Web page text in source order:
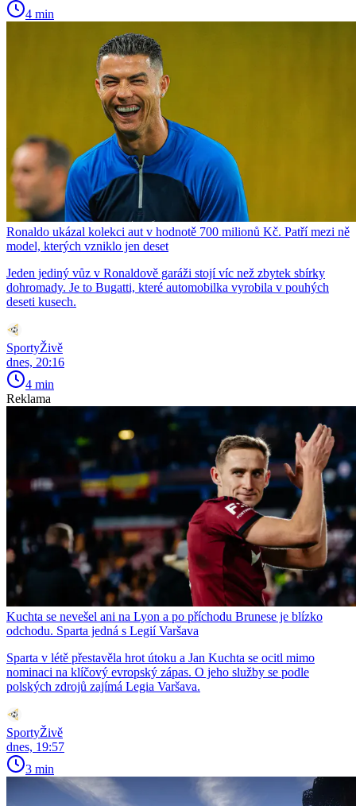
4 min
Ronaldo ukázal kolekci aut v hodnotě 700 milionů Kč. Patří mezi ně
model, kterých vzniklo jen deset
Jeden jediný vůz v Ronaldově garáži stojí víc než zbytek sbírky
dohromady. Je to Bugatti, které automobilka vyrobila v pouhých
deseti kusech.
SportyŽivě
dnes, 20:16
4 min
Reklama
Kuchta se nevešel ani na Lyon a po příchodu Brunese je blízko
odchodu. Sparta jedná s Legií Varšava
Sparta v létě přestavěla hrot útoku a Jan Kuchta se ocitl mimo
nominaci na klíčový evropský zápas. O jeho služby se podle
polských zdrojů zajímá Legia Varšava.
SportyŽivě
dnes, 19:57
3 min